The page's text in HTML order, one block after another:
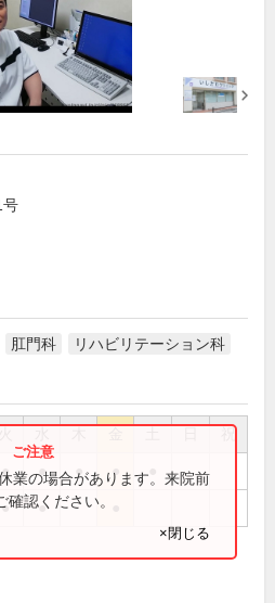
号
肛門科 リハビリテーション科
祝
● ● ● ●
● ●
業の場合があります。来院前
認ください。
×閉じる